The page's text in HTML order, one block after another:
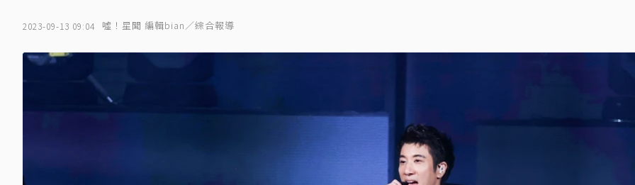
2023-09-13 09:04 噓！星聞 編輯bian／綜合報導